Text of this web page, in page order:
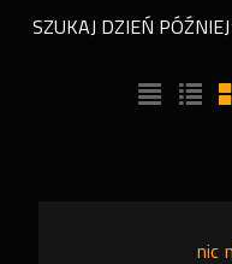
SZUKAJ DZIEŃ PÓŹNIEJ
nic